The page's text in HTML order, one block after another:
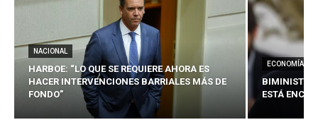
NACIONAL
HARBOE: “LO QUE SE REQUIERE AHORA ES
HACER INTERVENCIONES BARRIALES MÁS DE
FONDO”
ECONOMÍA
BIMINISTRO
ESTÁ